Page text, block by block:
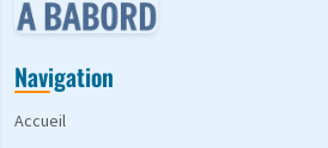
Navigation
Accueil